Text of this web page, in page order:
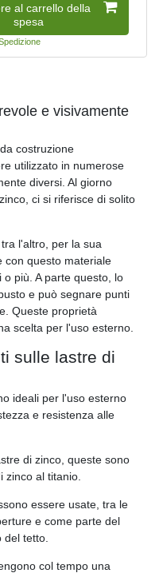
al carrello della
spesa
e visivamente
costruzione
utilizzato in numerose
diversi. Al giorno
ci si riferisce di solito
l'altro, per la sua
con questo materiale
più. A parte questo, lo
e può segnare punti
Queste proprietà
scelta per l'uso esterno.
sulle lastre di
ideali per l'uso esterno
e resistenza alle
di zinco, queste sono
zinco al titanio.
essere usate, tra le
e come parte del
tetto.
col tempo una